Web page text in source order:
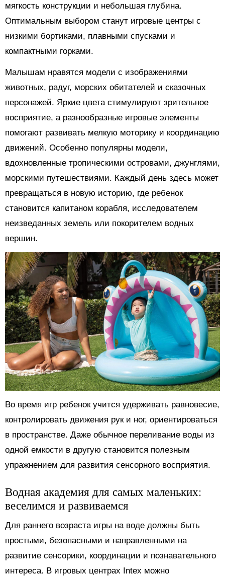
мягкость конструкции и небольшая глубина.
Оптимальным выбором станут игровые центры с
низкими бортиками, плавными спусками и
компактными горками.
Малышам нравятся модели с изображениями
животных, радуг, морских обитателей и сказочных
персонажей. Яркие цвета стимулируют зрительное
восприятие, а разнообразные игровые элементы
помогают развивать мелкую моторику и координацию
движений. Особенно популярны модели,
вдохновленные тропическими островами, джунглями,
морскими путешествиями. Каждый день здесь может
превращаться в новую историю, где ребенок
становится капитаном корабля, исследователем
неизведанных земель или покорителем водных
вершин.
Во время игр ребенок учится удерживать равновесие,
контролировать движения рук и ног, ориентироваться
в пространстве. Даже обычное переливание воды из
одной емкости в другую становится полезным
упражнением для развития сенсорного восприятия.
Водная академия для самых маленьких:
веселимся и развиваемся
Для раннего возраста игры на воде должны быть
простыми, безопасными и направленными на
развитие сенсорики, координации и познавательного
интереса. В игровых центрах Intex можно